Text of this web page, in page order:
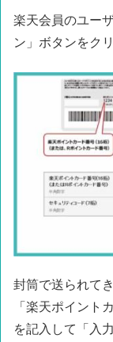
楽天会員のユー
ン」ボタンをク
封筒で送られて
「楽天ポイント
を記入して「入